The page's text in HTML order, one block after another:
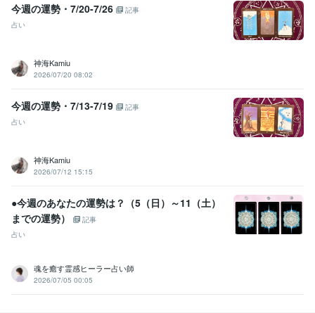
今週の運勢・7/20-7/26
記事
占い
神海Kamiu
2026/07/20 08:02
今週の運勢・7/13-7/19
記事
占い
神海Kamiu
2026/07/12 15:15
●今週のあなたの運勢は？（5（日）～11（土）
までの運勢）
記事
占い
魂を癒す霊感ヒーラー占い師
2026/07/05 00:05